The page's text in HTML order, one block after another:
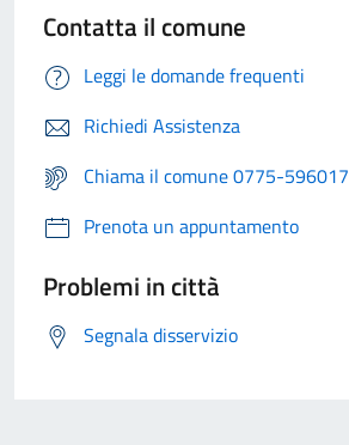
Contatta il comune
Leggi le domande frequenti
Richiedi Assistenza
Chiama il comune 0775-596017
Prenota un appuntamento
Problemi in città
Segnala disservizio